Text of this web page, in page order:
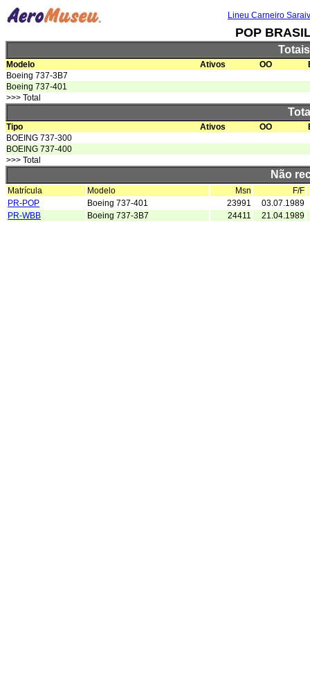
Lineu Carneiro
POP
Modelo Ativos OO
Boeing 737-3B7
Boeing 737-401
>>> Total
Tipo Ativos OO
BOEING 737-300
BOEING 737-400
>>> Total
Não
Matrícula Modelo Msn
F/F
PR-POP
Boeing 737-401 23991
03.07.1989
PR-WBB
Boeing 737-3B7 24411 21.04.1989